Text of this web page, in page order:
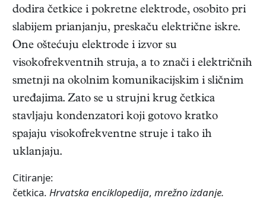
dodira četkice i pokretne elektrode, osobito pri
slabijem prianjanju, preskaču električne iskre.
One oštećuju elektrode i izvor su
visokofrekventnih struja, a to znači i električnih
smetnji na okolnim komunikacijskim i sličnim
uređajima. Zato se u strujni krug četkica
stavljaju kondenzatori koji gotovo kratko
spajaju visokofrekventne struje i tako ih
uklanjaju.
Citiranje:
četkica. Hrvatska enciklopedija, mrežno izdanje.